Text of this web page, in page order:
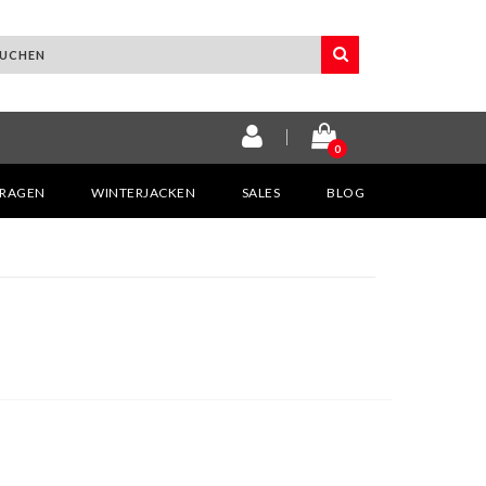
0
WINTERJACKEN SALES BLOG